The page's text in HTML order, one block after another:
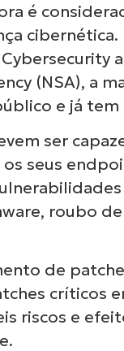
é
cibernética.
(NSA), a
e já
ser
seus
roubo
de
críticos
riscos e